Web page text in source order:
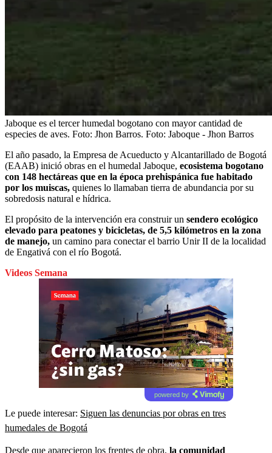
Jaboque es el tercer humedal bogotano con mayor cantidad de
especies de aves. Foto: Jhon Barros. Foto: Jaboque - Jhon Barros
El año pasado, la Empresa de Acueducto y Alcantarillado de Bogotá
(EAAB) inició obras en el humedal Jaboque, ecosistema bogotano
con 148 hectáreas que en la época prehispánica fue habitado
por los muiscas, quienes lo llamaban tierra de abundancia por su
sobredosis natural e hídrica.
El propósito de la intervención era construir un sendero ecológico
elevado para peatones y bicicletas, de 5,5 kilómetros en la zona
de manejo, un camino para conectar el barrio Unir II de la localidad
de Engativá con el río Bogotá.
Videos Semana
powered by
Le puede interesar: Siguen las denuncias por obras en tres
humedales de Bogotá
Desde que aparecieron los frentes de obra, la comunidad